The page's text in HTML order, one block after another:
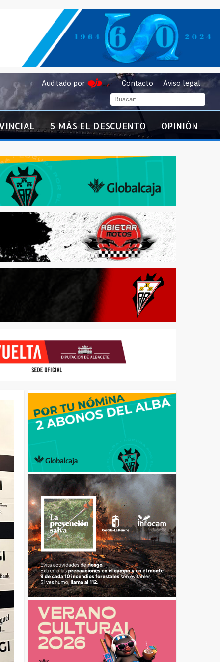
Auditado por Contacto Aviso legal
5 MÁS EL DESCUENTO OPINIÓN